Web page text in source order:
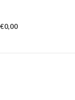
€0,00